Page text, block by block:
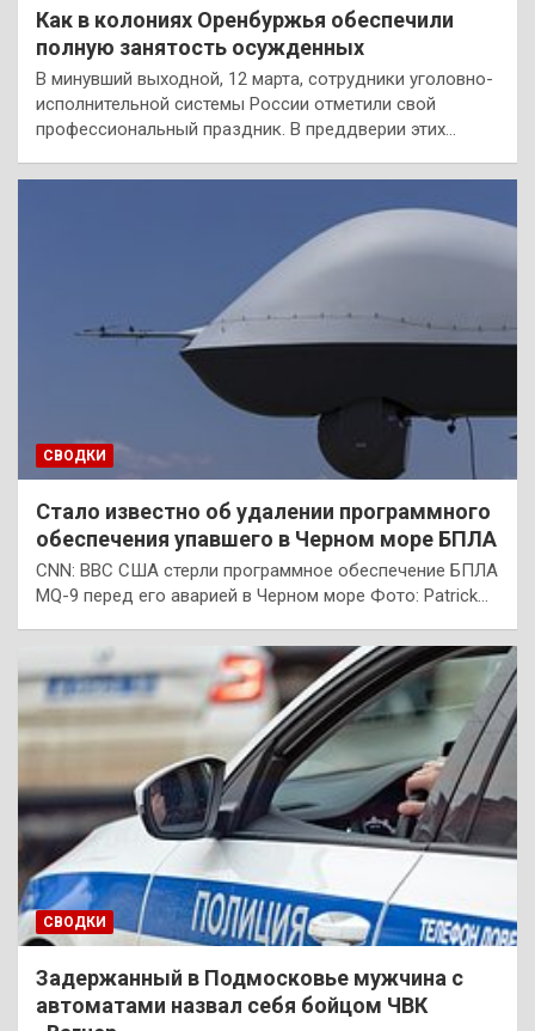
Как в колониях Оренбуржья обеспечили
полную занятость осужденных
В минувший выходной, 12 марта, сотрудники уголовно-
исполнительной системы России отметили свой
профессиональный праздник. В преддверии этих…
СВОДКИ
Стало известно об удалении программного
обеспечения упавшего в Черном море БПЛА
CNN: ВВС США стерли программное обеспечение БПЛА
MQ-9 перед его аварией в Черном море Фото: Patrick…
СВОДКИ
Задержанный в Подмосковье мужчина с
автоматами назвал себя бойцом ЧВК